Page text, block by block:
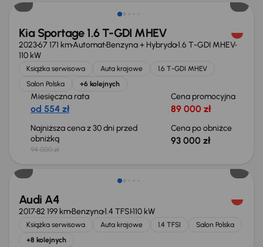
Kia Sportage 1.6 T-GDI MHEV
202367 171 kmAutomatBenzyna + Hybryda1.6 T-GDI MHEV
110 kW
Książka serwisowa Auta krajowe
1.6 T-GDI MHEV
Salon Polska
+6 kolejnych
Miesięczna rata
od 554 zł
Cena promocyjna
89 000 zł
Najniższa cena z 30 dni przed
obniżką
94 000 zł
Cena po obniżce
93 000 zł
Taniej o 1 000 zł
Audi A4
201782 199 kmBenzyna1.4 TFSI110 kW
Książka serwisowa Auta krajowe 1.4 TFSI
Salon Polska
+8 kolejnych